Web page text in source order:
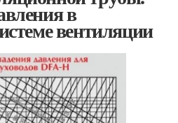
в
вентиляции